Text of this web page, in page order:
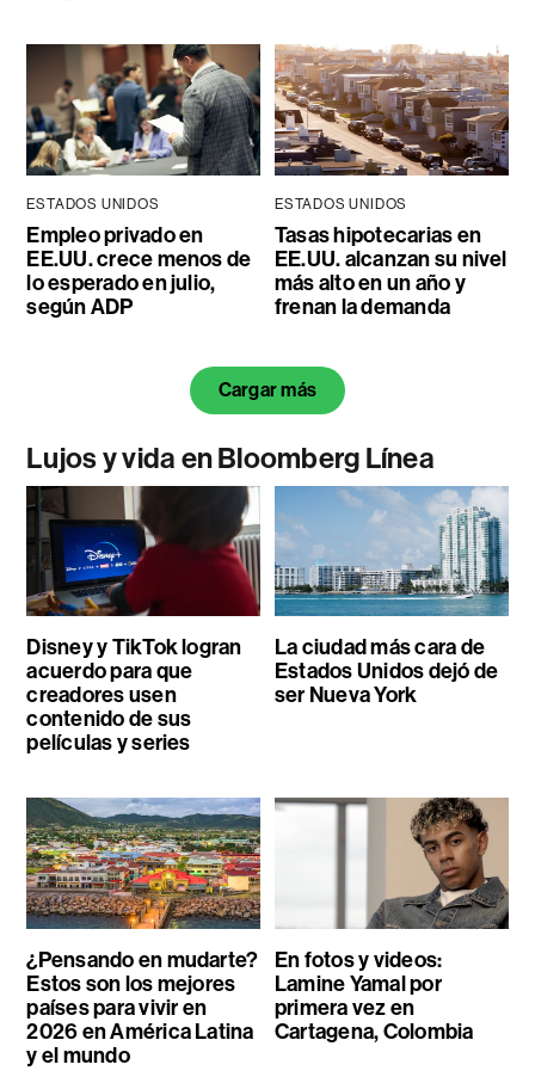
ESTADOS UNIDOS
Empleo privado en
EE.UU. crece menos de
lo esperado en julio,
según ADP
ESTADOS UNIDOS
Tasas hipotecarias en
EE.UU. alcanzan su nivel
más alto en un año y
frenan la demanda
Cargar más
Lujos y vida en Bloomberg Línea
Disney y TikTok logran
acuerdo para que
creadores usen
contenido de sus
películas y series
La ciudad más cara de
Estados Unidos dejó de
ser Nueva York
¿Pensando en mudarte?
Estos son los mejores
países para vivir en
2026 en América Latina
y el mundo
En fotos y videos:
Lamine Yamal por
primera vez en
Cartagena, Colombia